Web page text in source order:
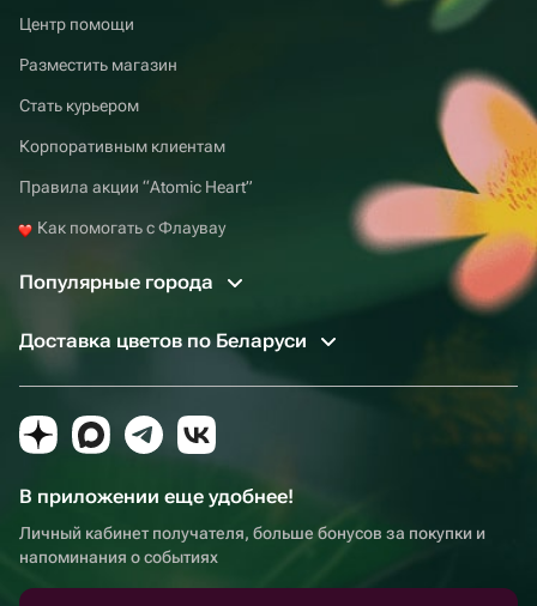
Центр помощи
Разместить магазин
Стать курьером
Корпоративным клиентам
Правила акции “Atomic Heart”
Как помогать с Флаувау
Популярные города
Доставка цветов по Беларуси
В приложении еще удобнее!
Личный кабинет получателя, больше бонусов за покупки и
напоминания о событиях